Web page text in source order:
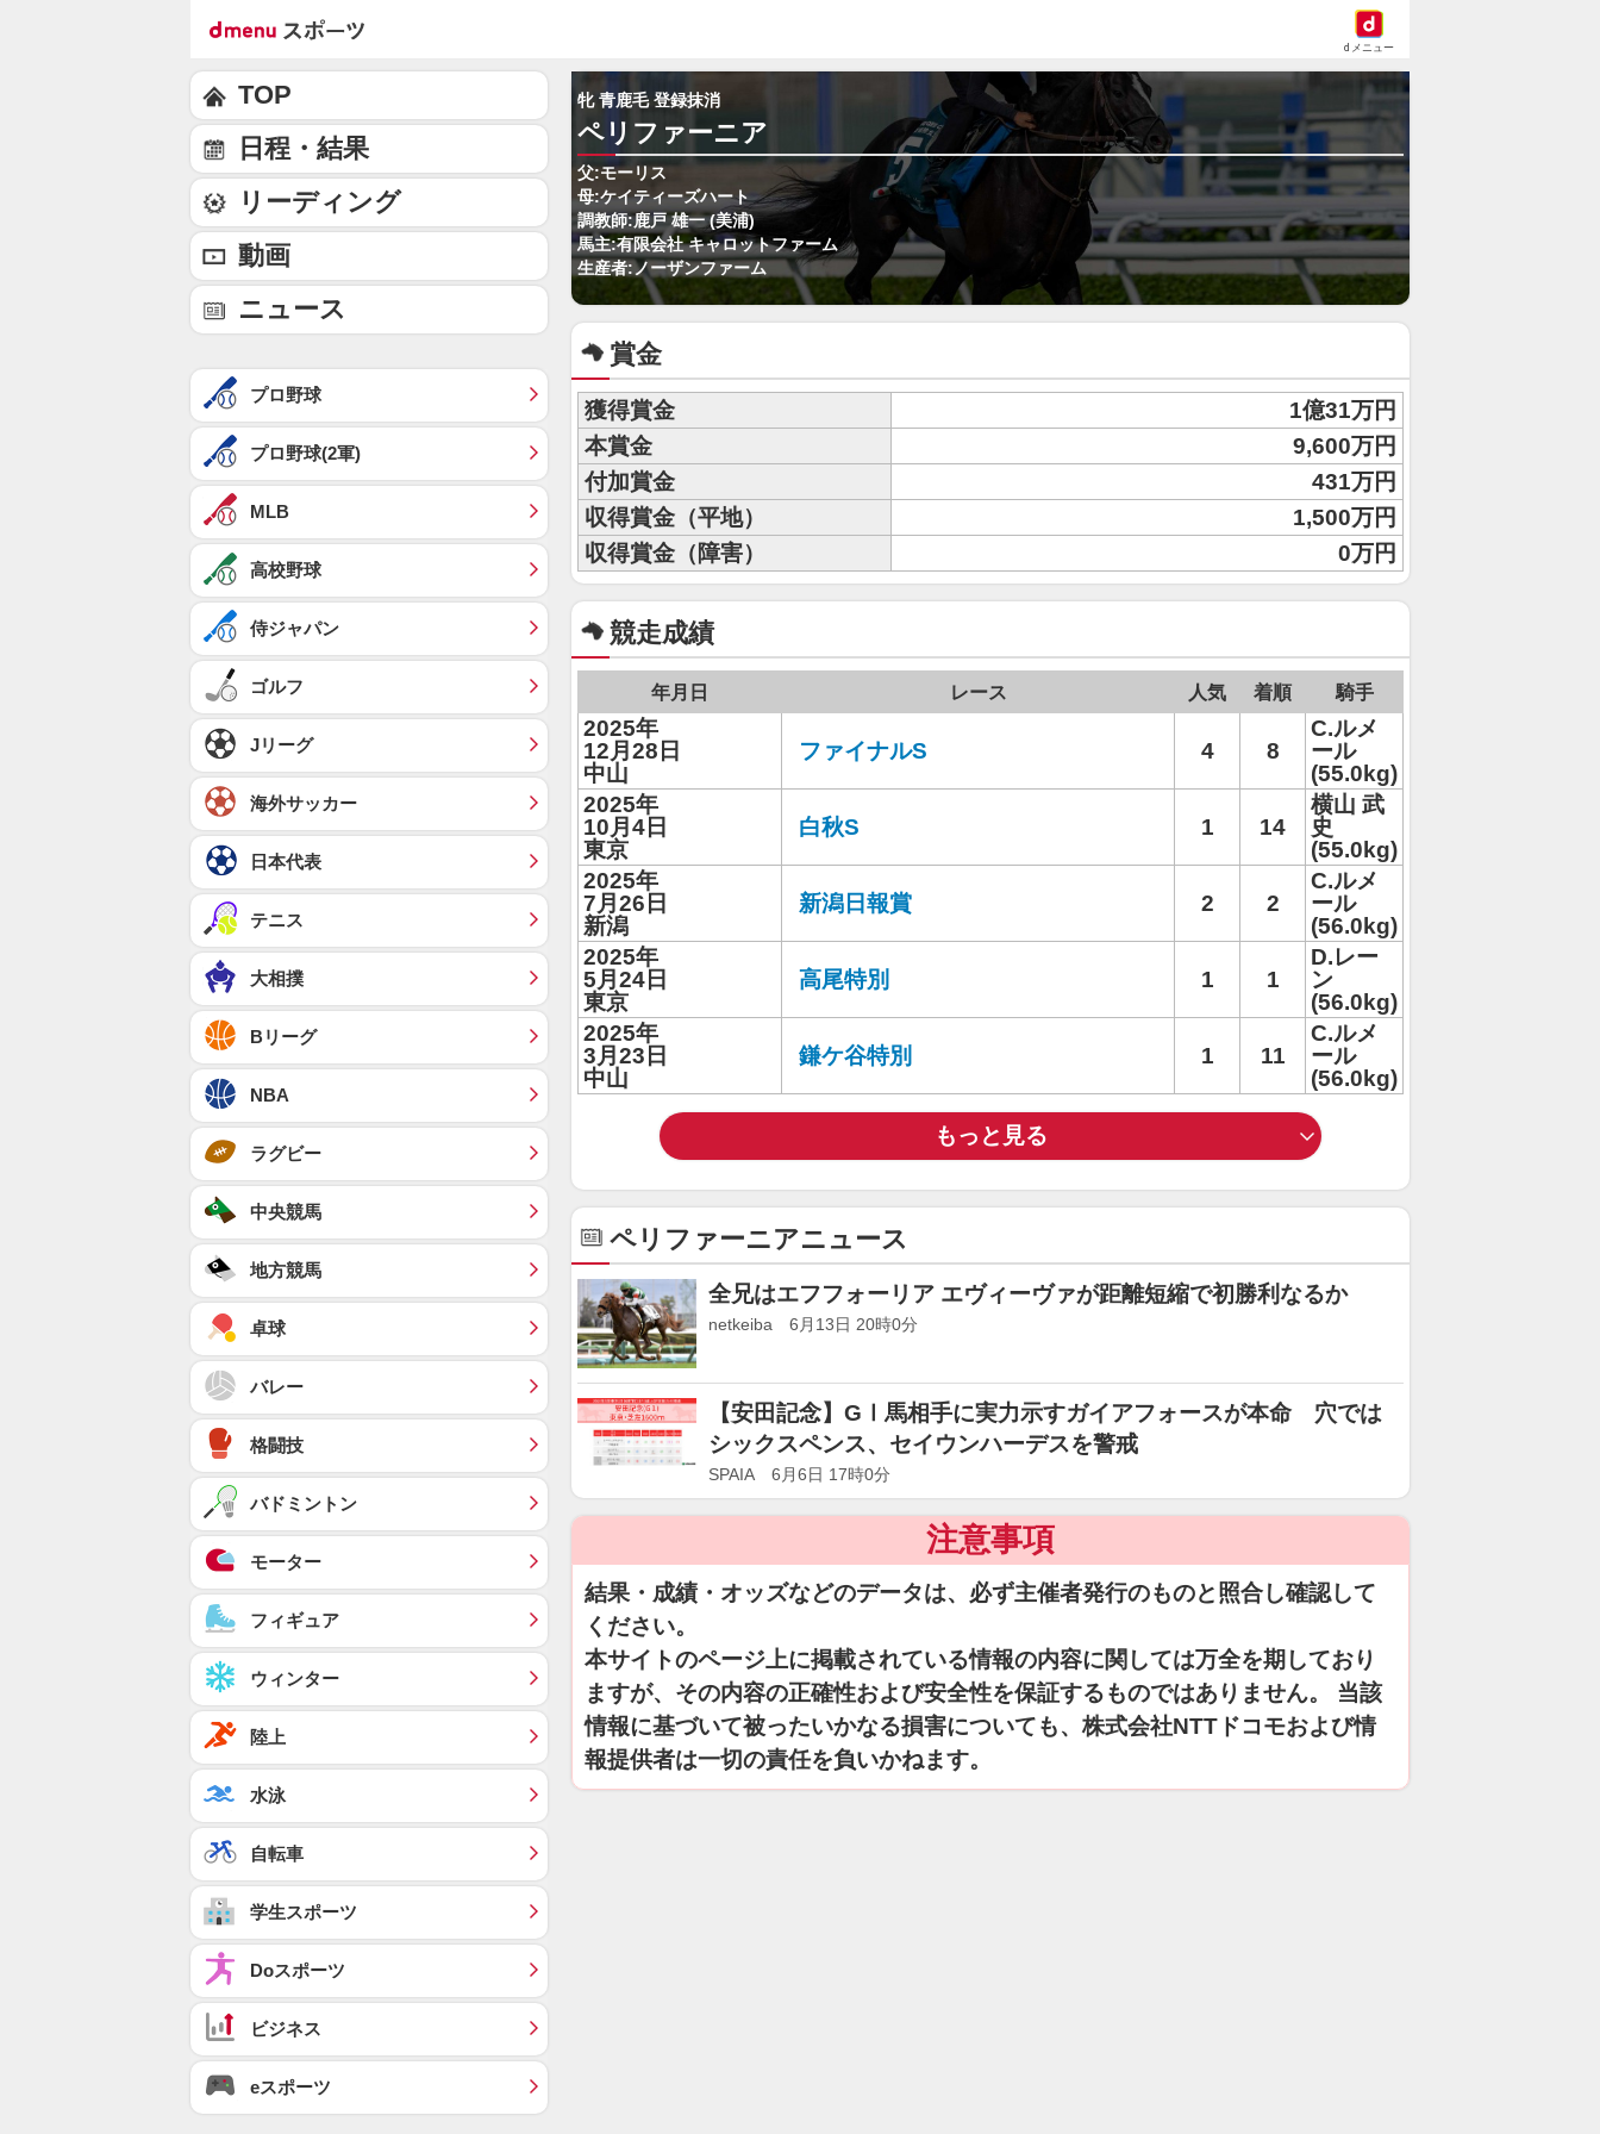
dメニュー
牝 青鹿毛 登録抹消
ペリファーニア
父:モーリス
母:ケイティーズハート
調教師:鹿戸 雄一 (美浦)
馬主:有限会社 キャロットファーム
生産者:ノーザンファーム
賞金
獲得賞金
1億31万円
本賞金
9,600万円
付加賞金
431万円
収得賞金（平地）
1,500万円
収得賞金（障害）
0万円
競走成績
年月日 レース 人気 着順 騎手
2025年
12月28日
中山
ファイナルS 4 8
C.ルメ
ール
(55.0kg)
2025年
10月4日
東京
白秋S 1 14
横山 武
史
(55.0kg)
2025年
7月26日
新潟
新潟日報賞 2 2
C.ルメ
ール
(56.0kg)
2025年
5月24日
東京
高尾特別 1 1
D.レー
ン
(56.0kg)
2025年
3月23日
中山
鎌ケ谷特別 1 11
C.ルメ
ール
(56.0kg)
もっと見る
ペリファーニアニュース
全兄はエフフォーリア エヴィーヴァが距離短縮で初勝利なるか
netkeiba 6月13日 20時0分
【安田記念】GⅠ馬相手に実力示すガイアフォースが本命 穴では
シックスペンス、セイウンハーデスを警戒
SPAIA 6月6日 17時0分
注意事項
結果・成績・オッズなどのデータは、必ず主催者発行のものと照合し確認して
ください。
本サイトのページ上に掲載されている情報の内容に関しては万全を期しており
ますが、その内容の正確性および安全性を保証するものではありません。 当該
情報に基づいて被ったいかなる損害についても、株式会社NTTドコモおよび情
報提供者は一切の責任を負いかねます。
TOP
日程・結果
リーディング
動画
ニュース
プロ野球
プロ野球(2軍)
MLB
高校野球
侍ジャパン
ゴルフ
Jリーグ
海外サッカー
日本代表
テニス
大相撲
Bリーグ
NBA
ラグビー
中央競馬
地方競馬
卓球
バレー
格闘技
バドミントン
モーター
フィギュア
ウィンター
陸上
水泳
自転車
学生スポーツ
Doスポーツ
ビジネス
eスポーツ